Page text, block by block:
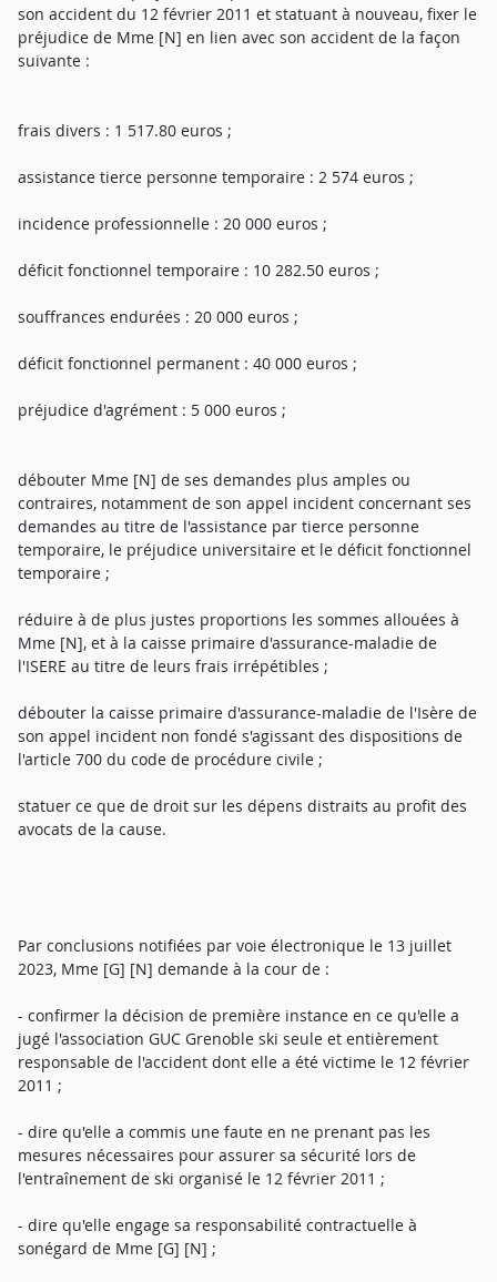
son accident du 12 février 2011 et statuant à nouveau, fixer le
préjudice de Mme [N] en lien avec son accident de la façon
suivante :
frais divers : 1 517.80 euros ;
assistance tierce personne temporaire : 2 574 euros ;
incidence professionnelle : 20 000 euros ;
déficit fonctionnel temporaire : 10 282.50 euros ;
souffrances endurées : 20 000 euros ;
déficit fonctionnel permanent : 40 000 euros ;
préjudice d'agrément : 5 000 euros ;
débouter Mme [N] de ses demandes plus amples ou
contraires, notamment de son appel incident concernant ses
demandes au titre de l'assistance par tierce personne
temporaire, le préjudice universitaire et le déficit fonctionnel
temporaire ;
réduire à de plus justes proportions les sommes allouées à
Mme [N], et à la caisse primaire d'assurance-maladie de
l'ISERE au titre de leurs frais irrépétibles ;
débouter la caisse primaire d'assurance-maladie de l'Isère de
son appel incident non fondé s'agissant des dispositions de
l'article 700 du code de procédure civile ;
statuer ce que de droit sur les dépens distraits au profit des
avocats de la cause.
Par conclusions notifiées par voie électronique le 13 juillet
2023, Mme [G] [N] demande à la cour de :
- confirmer la décision de première instance en ce qu'elle a
jugé l'association GUC Grenoble ski seule et entièrement
responsable de l'accident dont elle a été victime le 12 février
2011 ;
- dire qu'elle a commis une faute en ne prenant pas les
mesures nécessaires pour assurer sa sécurité lors de
l'entraînement de ski organisé le 12 février 2011 ;
- dire qu'elle engage sa responsabilité contractuelle à
sonégard de Mme [G] [N] ;